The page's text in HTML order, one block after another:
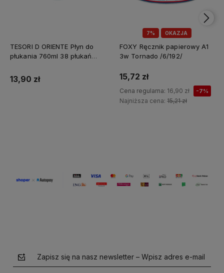
TESORI D ORIENTE Płyn do
płukania 760ml 38 płukań
13,90 zł
7% OKAZJA
FOXY Ręcznik papierowy A1
3w Tornado /6/192/
15,72 zł
Cena regularna: 16,90 zł -7%
Najniższa cena: 15,21 zł
Zapisz się na nasz newsletter – Wpisz adres e-mail